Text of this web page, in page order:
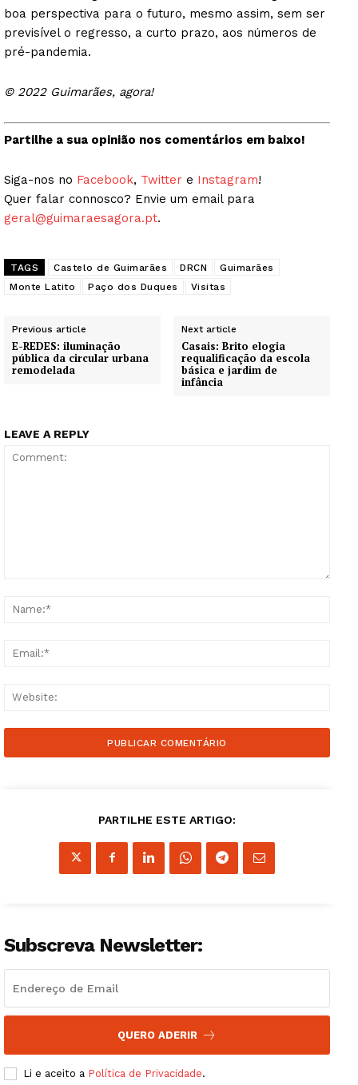
Guimarães, agora!
SUBSCREVA JÁ!
boa perspectiva para o futuro, mesmo assim, sem ser
previsível o regresso, a curto prazo, aos números de
pré-pandemia.
© 2022 Guimarães, agora!
Partilhe a sua opinião nos comentários em baixo!
Siga-nos no Facebook, Twitter e Instagram!
Quer falar connosco? Envie um email para
geral@guimaraesagora.pt.
TAGS Castelo de Guimarães DRCN
Guimarães
Monte Latito
Paço dos Duques Visitas
Previous article
E-REDES: iluminação
pública da circular urbana
remodelada
Next article
Casais: Brito elogia
requalificação da escola
básica e jardim de
infância
LEAVE A REPLY
PARTILHE ESTE ARTIGO:
Subscreva Newsletter:
QUERO ADERIR
Li e aceito a Política de Privacidade.